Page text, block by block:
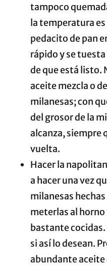
tampoco
la temperatura
pedacito de pan
rápido y se
de que está listo.
aceite mezcla o
milanesas; con
del grosor de la
alcanza, siempre
vuelta.
Hacer la
a hacer una vez
milanesas
meterlas al horno
bastante
si así lo desean.
abundante aceite